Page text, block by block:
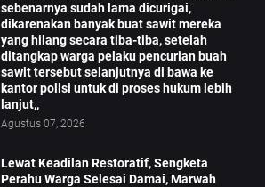
sebenarnya sudah lama dicurigai,
dikarenakan banyak buat sawit mereka
yang hilang secara tiba-tiba, setelah
ditangkap warga pelaku pencurian buah
sawit tersebut selanjutnya di bawa ke
kantor polisi untuk di proses hukum lebih
lanjut,,
Agustus 07, 2026
Lewat Keadilan Restoratif, Sengketa
Perahu Warga Selesai Damai, Marwah